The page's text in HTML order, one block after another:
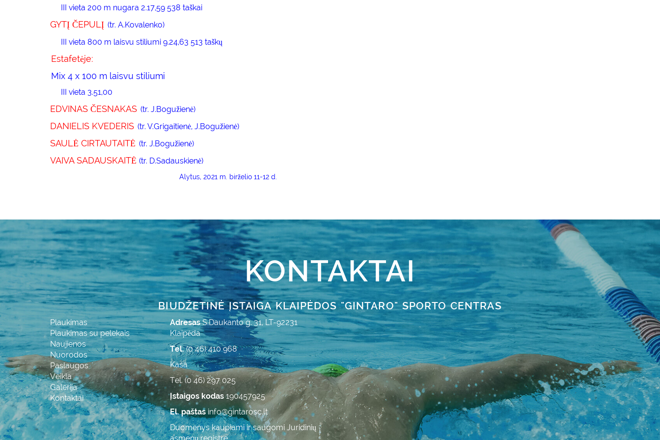
III vieta 200 m nugara 2.17,59 538 taškai
GYTĮ ČEPULĮ (tr. A.Kovalenko)
III vieta 800 m laisvu stiliumi 9.24,63 513 taškų
Estafetėje:
Mix 4 x 100 m laisvu stiliumi
III vieta 3.51,00
EDVINAS ČESNAKAS (tr. J.Bogužienė)
DANIELIS KVEDERIS (tr. V.Grigaitienė, J.Bogužienė)
SAULĖ CIRTAUTAITĖ (tr. J.Bogužienė)
VAIVA SADAUSKAITĖ (tr. D.Sadauskienė)
Alytus, 2021 m. birželio 11-12 d.
KONTAKTAI
BIUDŽETINĖ ĮSTAIGA KLAIPĖDOS "GINTARO" SPORTO CENTRAS
Plaukimas
Plaukimas su pelekais
Naujienos
Nuorodos
Paslaugos
Veikla
Galerija
Kontaktai
AdresasS.Daukanto g. 31, LT-92231
Klaipėda
Tel.(0 46) 410 968
Kasa
Tel. (0 46) 297 025
Įstaigos kodas190457925
El. paštasinfo@gintarosc.lt
Duomenys kaupiami ir saugomi Juridinių